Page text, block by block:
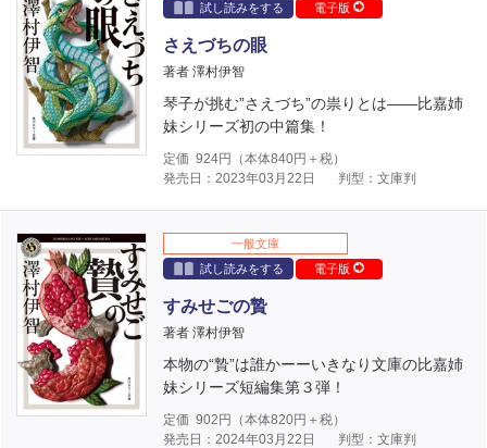
試し読みをする
電子版
さえづちの眼
著者 澤村伊智
琴子が挑む”さえづち”の祟りとは――比嘉姉
妹シリーズ初の中篇集！
定価 924円（本体840円＋税）
発売日：2023年03月22日
判型：文庫判
一般文庫
試し読みをする
電子版
すみせごの贄
著者 澤村伊智
本物の“贄”は誰かーーいきなり文庫の比嘉姉
妹シリーズ短編集第３弾！
定価 902 円（本体820円＋税）
発売日：2024年03月22日
判型：文庫判